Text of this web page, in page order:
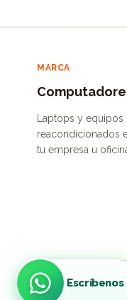
MARCA
Laptops y
reacondicionados
tu empresa u
Escríbenos